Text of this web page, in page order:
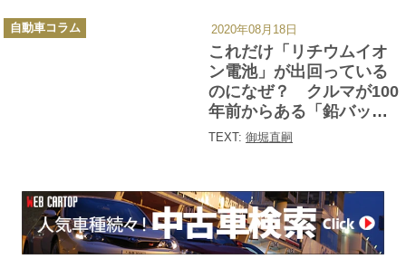
これだけ「リチウムイオ
ン電池」が出回っている
のになぜ？ クルマが100
年前からある「鉛バッテ
リー」を使うワケ
TEXT: 御堀直嗣
カ
テ
自動車コラム 2020年08月18日